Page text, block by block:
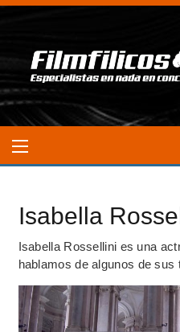
Isabella
Isabella Rossellini es una
hablamos de algunos de sus